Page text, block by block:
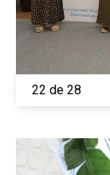
22 de 28